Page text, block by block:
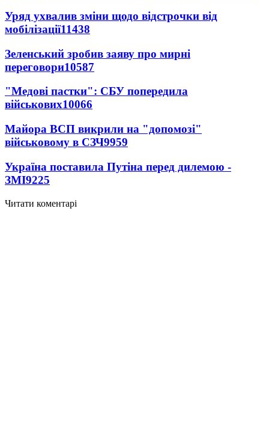
Уряд ухвалив зміни щодо відстрочки від
мобілізації11438
Зеленський зробив заяву про мирні
переговори10587
"Медові пастки": СБУ попередила
військових10066
Майора ВСП викрили на "допомозі"
військовому в СЗЧ9959
Україна поставила Путіна перед дилемою -
ЗМІ9225
Читати коментарі